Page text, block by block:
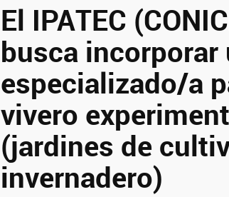
El IPATEC
busca
especializado/a
vivero
(jardines de
invernadero)